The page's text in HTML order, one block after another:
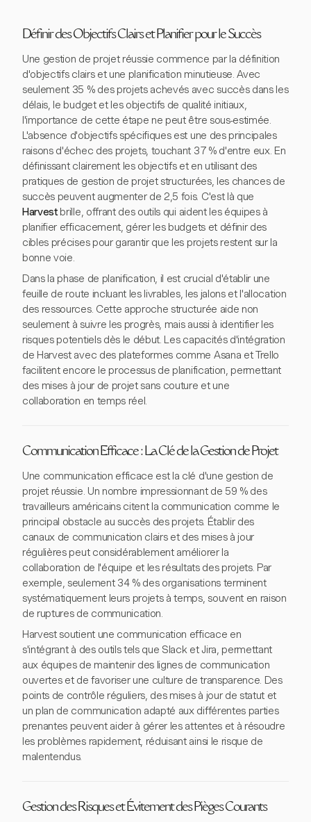
Définir des Objectifs Clairs et Planifier pour le Succès
Une gestion de projet réussie commence par la définition
d'objectifs clairs et une planification minutieuse. Avec
seulement 35 % des projets achevés avec succès dans les
délais, le budget et les objectifs de qualité initiaux,
l'importance de cette étape ne peut être sous-estimée.
L'absence d'objectifs spécifiques est une des principales
raisons d'échec des projets, touchant 37 % d'entre eux. En
définissant clairement les objectifs et en utilisant des
pratiques de gestion de projet structurées, les chances de
succès peuvent augmenter de 2,5 fois. C'est là que
Harvestbrille, offrant des outils qui aident les équipes à
planifier efficacement, gérer les budgets et définir des
cibles précises pour garantir que les projets restent sur la
bonne voie.
Dans la phase de planification, il est crucial d'établir une
feuille de route incluant les livrables, les jalons et l'allocation
des ressources. Cette approche structurée aide non
seulement à suivre les progrès, mais aussi à identifier les
risques potentiels dès le début. Les capacités d'intégration
de Harvest avec des plateformes comme Asana et Trello
facilitent encore le processus de planification, permettant
des mises à jour de projet sans couture et une
collaboration en temps réel.
Communication Efficace : La Clé de la Gestion de Projet
Une communication efficace est la clé d'une gestion de
projet réussie. Un nombre impressionnant de 59 % des
travailleurs américains citent la communication comme le
principal obstacle au succès des projets. Établir des
canaux de communication clairs et des mises à jour
régulières peut considérablement améliorer la
collaboration de l'équipe et les résultats des projets. Par
exemple, seulement 34 % des organisations terminent
systématiquement leurs projets à temps, souvent en raison
de ruptures de communication.
Harvest soutient une communication efficace en
s'intégrant à des outils tels que Slack et Jira, permettant
aux équipes de maintenir des lignes de communication
ouvertes et de favoriser une culture de transparence. Des
points de contrôle réguliers, des mises à jour de statut et
un plan de communication adapté aux différentes parties
prenantes peuvent aider à gérer les attentes et à résoudre
les problèmes rapidement, réduisant ainsi le risque de
malentendus.
Gestion des Risques et Évitement des Pièges Courants